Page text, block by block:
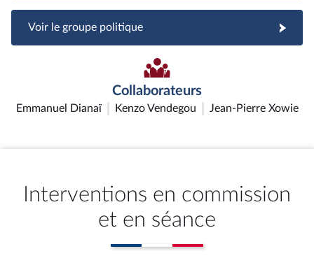
Voir le groupe politique
Collaborateurs
Emmanuel Dianaï Kenzo Vendegou Jean-Pierre Xowie
Interventions en commission
et en séance